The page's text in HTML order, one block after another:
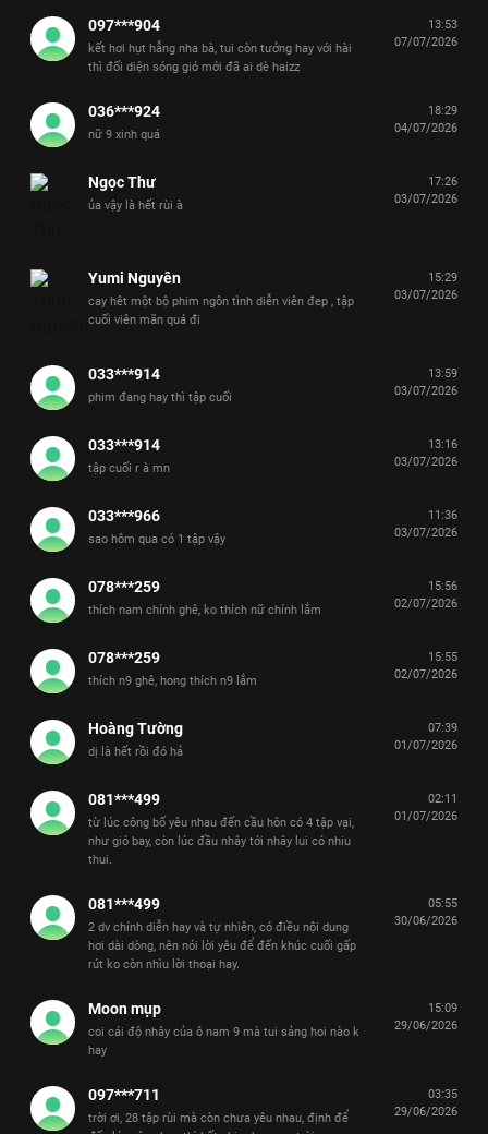
097***904
kết hơi hụt hẫng nha bà, tui còn tưởng hay với hài
thì đối diện sóng gió mới đã ai dè haizz
13:53
07/07/2026
036***924
nữ 9 xinh quá
18:29
04/07/2026
Ngọc Thư
ủa vậy là hết rùi à
17:26
03/07/2026
Yumi Nguyên
cay hêt một bộ phim ngôn tình diễn viên đep , tập
cuối viên mãn quá đi
15:29
03/07/2026
033***914
phim đang hay thì tập cuối
13:59
03/07/2026
033***914
tập cuối r à mn
13:16
03/07/2026
033***966
sao hôm qua có 1 tập vậy
11:36
03/07/2026
078***259
thích nam chính ghê, ko thích nữ chính lắm
15:56
02/07/2026
078***259
thích n9 ghê, hong thích n9 lắm
15:55
02/07/2026
Hoàng Tường
dị là hết rồi đó hả
07:39
01/07/2026
081***499
từ lúc công bố yêu nhau đến cầu hôn có 4 tập vại,
như gió bay, còn lúc đầu nhây tới nhây lui có nhiu
thui.
02:11
01/07/2026
081***499
2 dv chính diễn hay và tự nhiên, có điều nội dung
hơi dài dòng, nên nói lời yêu để đến khúc cuối gấp
rút ko còn nhìu lời thoại hay.
05:55
30/06/2026
Moon mụp
coi cái độ nhây của ô nam 9 mà tui sảng hoi nào k
hay
15:09
29/06/2026
097***711
trời ơi, 28 tập rùi mà còn chưa yêu nhau, định để
03:35
29/06/2026